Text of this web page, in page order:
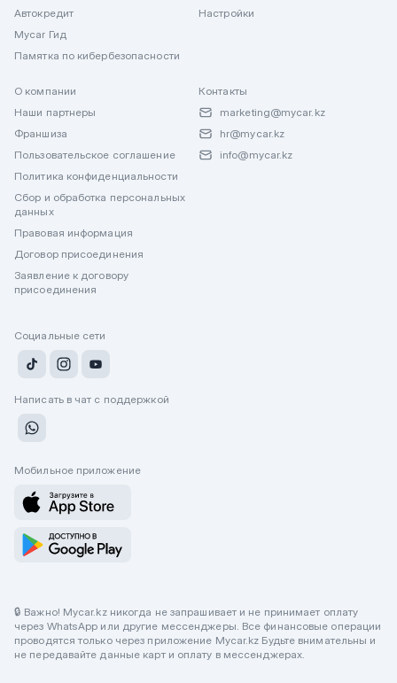
Автокредит
Mycar Гид
Памятка по кибербезопасности
Настройки
О компании
Наши партнеры
Франшиза
Пользовательское соглашение
Политика конфиденциальности
Сбор и обработка персональных
данных
Правовая информация
Договор присоединения
Заявление к договору
присоединения
Контакты
marketing@mycar.kz
hr@mycar.kz
info@mycar.kz
Социальные сети
Написать в чат с поддержкой
Мобильное приложение
🔒 Важно! Mycar.kz никогда не запрашивает и не принимает оплату
через WhatsApp или другие мессенджеры. Все финансовые операции
проводятся только через приложение Mycar.kz Будьте внимательны и
не передавайте данные карт и оплату в мессенджерах.